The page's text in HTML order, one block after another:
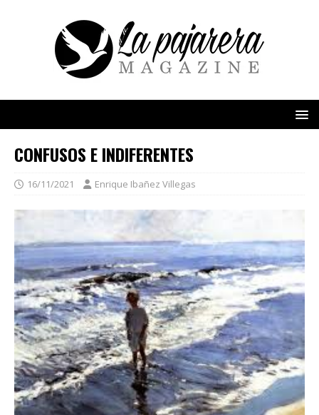
CONFUSOS E INDIFERENTES
16/11/2021 Enrique Ibañez Villegas